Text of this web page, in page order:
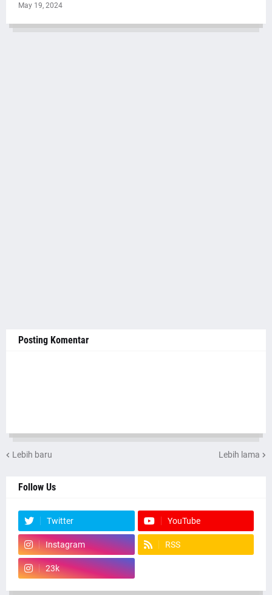
May 19, 2024
Posting Komentar
Lebih baru Lebih lama
Follow Us
Twitter YouTube
Instagram RSS
23k